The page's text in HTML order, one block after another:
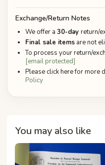
Exchange/Return Notes
We offer a 30-day return/
Final sale items are not
To process your return/
[email protected]
Please click here for more
Policy
You may also like